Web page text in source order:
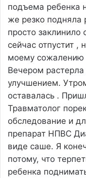
подъема ребенка
же резко подняла
просто заклинило
сейчас отпустит ,
моему сожалению
Вечером
улучшением.
оставалась .
Травматолог
обследование и
препарат НПВС
виде саше. Я
потому, что
ребенка